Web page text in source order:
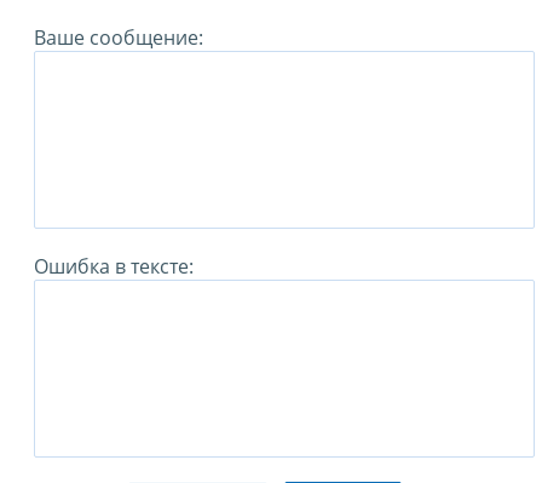
Ваше сообщение:
Ошибка в тексте: